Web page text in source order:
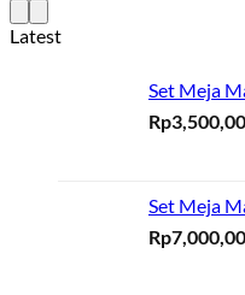
Latest
Set Meja
Rp
Set Meja
Rp